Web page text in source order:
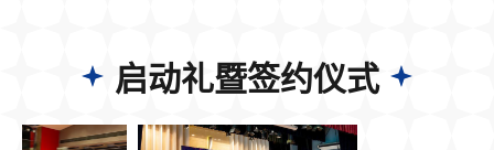
启动礼暨签约仪式